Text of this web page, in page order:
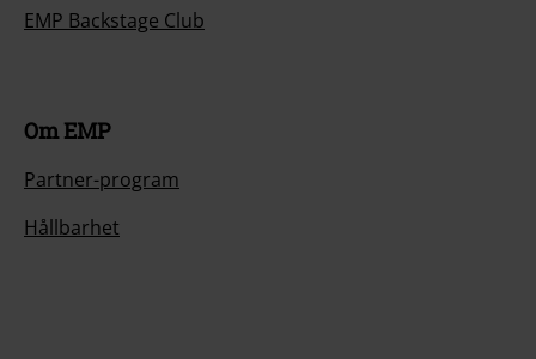
EMP Backstage Club
Om EMP
Partner-program
Hållbarhet